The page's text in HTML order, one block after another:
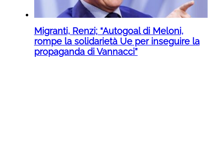
Migranti, Renzi; “Autogoal di Meloni,
rompe la solidarietà Ue per inseguire la
propaganda di Vannacci”